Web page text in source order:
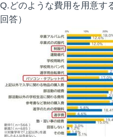
Q.どのような費用を用意す
回答）